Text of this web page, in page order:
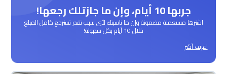
جربها 10 أيام، وإن ما جازتلك رجعها!
اشترها مستعملة مضمونة وإن ما ناسبتك لأي سبب تقدر تسترجع كامل المبلغ
خلال 10 أيام بكل سهولة!
اعرف أكثر